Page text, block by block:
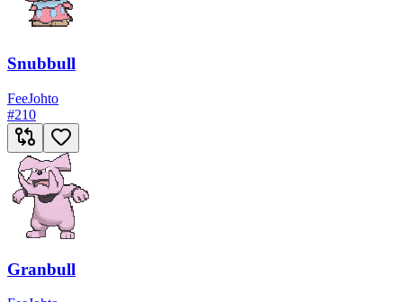
Snubbull
FeeJohto
#210
Granbull